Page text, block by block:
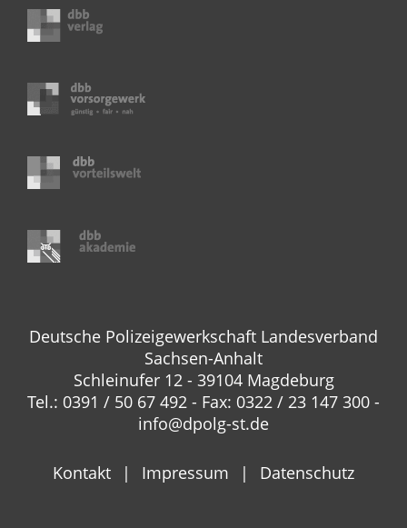
Deutsche Polizeigewerkschaft Landesverband
Sachsen-Anhalt
Schleinufer 12 - 39104 Magdeburg
Tel.: 0391 / 50 67 492 - Fax: 0322 / 23 147 300 -
info@dpolg-st.de
Kontakt Impressum Datenschutz